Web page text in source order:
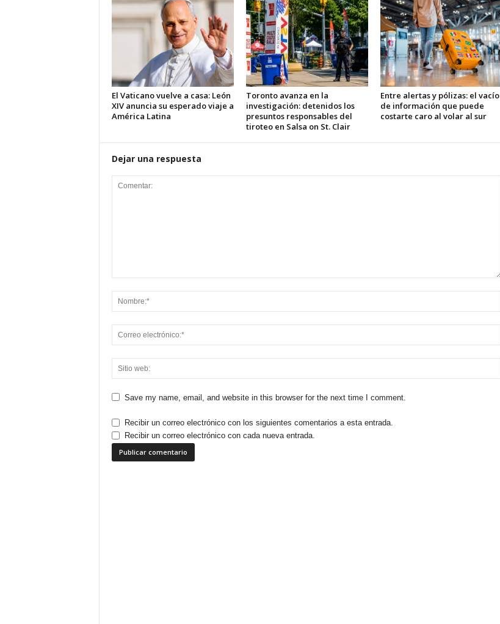
El Vaticano vuelve a casa: León
XIV anuncia su esperado viaje a
América Latina
Toronto avanza en la
investigación: detenidos los
presuntos responsables del
tiroteo en Salsa on St. Clair
Entre alertas y pólizas: el vacío
de información que puede
costarte caro al volar al sur
Dejar una respuesta
Save my name, email, and website in this browser for the next time I comment.
Recibir un correo electrónico con los siguientes comentarios a esta entrada.
Recibir un correo electrónico con cada nueva entrada.